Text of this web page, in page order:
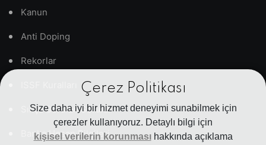
Çerez Politikası
Size daha iyi bir hizmet deneyimi sunabilmek için
çerezler kullanıyoruz. Detaylı bilgi için
kişisel verilerin korunmasıhakkında açıklama
Kanun
Anti Doping
Rekorlar
Sıkça Sorulan Sorular
Banka Hesap Bilgileri